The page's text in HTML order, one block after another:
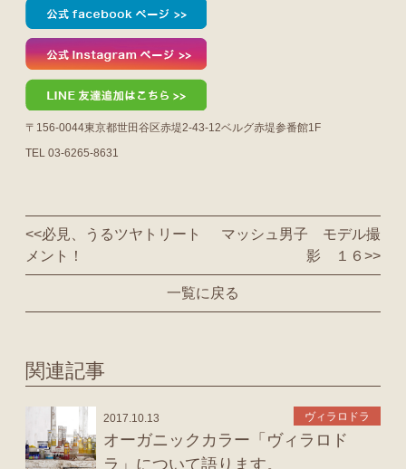
〒156-0044東京都世田谷区赤堤2-43-12ベルグ赤堤参番館1F
TEL 03-6265-8631
<<必見、うるツヤトリート
メント！
マッシュ男子 モデル撮
影 １６ >>
一覧に戻る
関連記事
2017.10.13 ヴィラロドラ
オーガニックカラー「ヴィラロド
ラ」について語ります。